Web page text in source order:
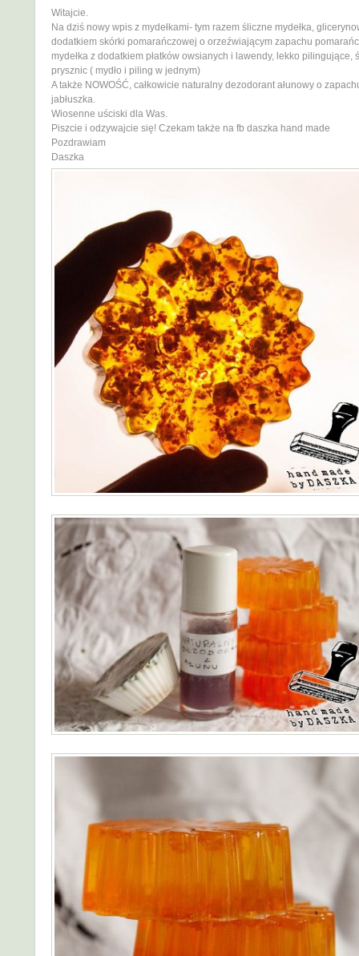
Witajcie.
Na dziś nowy wpis z mydełkami- tym razem śliczne mydełka,
dodatkiem skórki pomarańczowej o orzeźwiającym zapachu
mydełka z dodatkiem płatków owsianych i lawendy, lekko pilingujące,
prysznic ( mydło i piling w jednym)
A także NOWOŚĆ, całkowicie naturalny dezodorant ałunowy o
jabłuszka.
Wiosenne uściski dla Was.
Piszcie i odzywajcie się! Czekam także na fb daszka hand made
Pozdrawiam
Daszka